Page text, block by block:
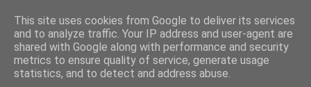
πρόγνωση καιρού από το
This site uses cookies from Google to deliver its services
and to analyze traffic. Your IP address and user-agent are
shared with Google along with performance and security
metrics to ensure quality of service, generate usage
statistics, and to detect and address abuse.